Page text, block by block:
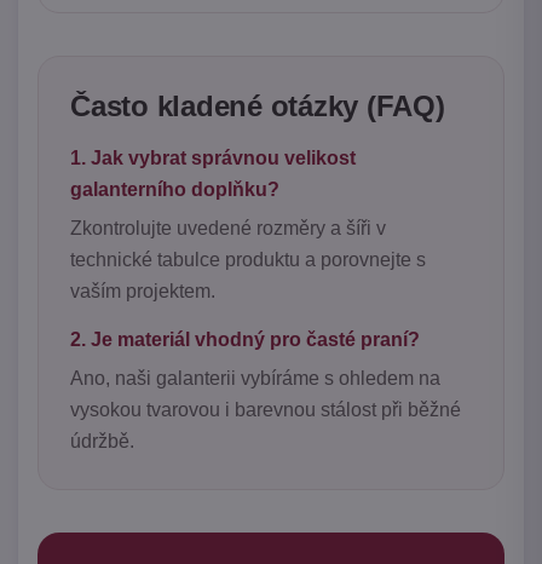
Často kladené otázky (FAQ)
1. Jak vybrat správnou velikost
galanterního doplňku?
Zkontrolujte uvedené rozměry a šíři v
technické tabulce produktu a porovnejte s
vaším projektem.
2. Je materiál vhodný pro časté praní?
Ano, naši galanterii vybíráme s ohledem na
vysokou tvarovou i barevnou stálost při běžné
údržbě.